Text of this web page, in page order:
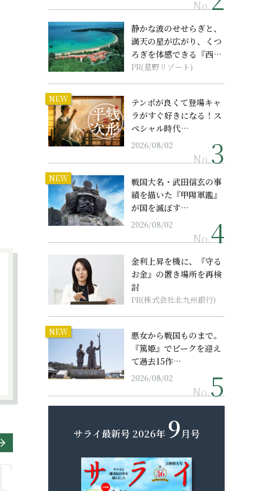
No.
静かな波のせせらぎと、
満天の星が広がり、くつ
ろぎを体感できる『西表
島ホテル by...
PR(星野リゾート)
NEW
テンポが良くて登場キャ
ラがすぐ好きになる！ス
ペシャル時代…
2026/08/02
No.
NEW
戦国大名・武田信玄の事
績を描いた『甲陽軍鑑』
が国を滅ぼす…
2026/08/02
No.
金利上昇を機に、『守る
お金』の置き場所を再検
討
PR(株式会社北九州銀行)
NEW
悪女から戦国ものまで。
『篤姫』でピークを迎え
て過去15作…
2026/08/02
No.
サライ最新号 2026年 9月号